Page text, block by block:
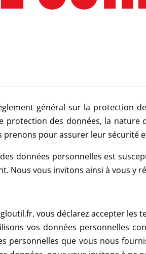
sur la protection
général sur la protection
des données, la nature
prenons pour assurer leur sécurité
données personnelles est
Nous vous invitons ainsi à vous y
, vous déclarez accepter les
vos données personnelles
personnelles que vous nous